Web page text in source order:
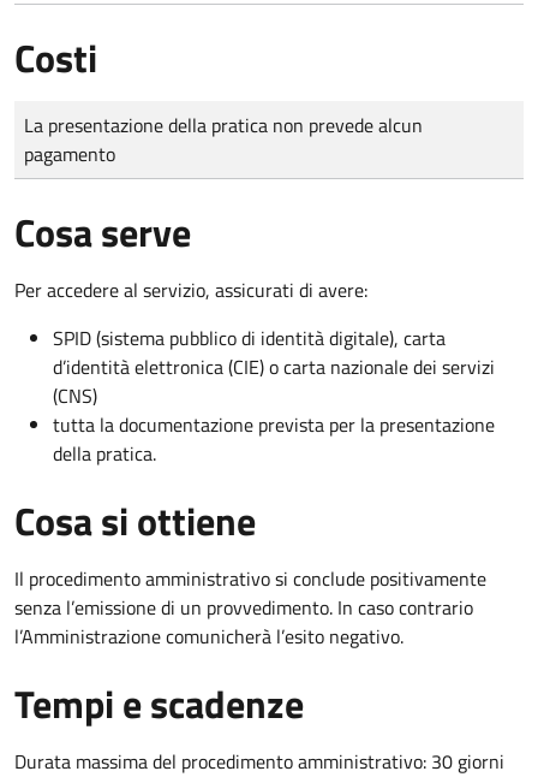
Costi
Tipo di pagamento
Importo
La presentazione della pratica non prevede alcun
pagamento
Cosa serve
Per accedere al servizio, assicurati di avere:
SPID (sistema pubblico di identità digitale), carta
d’identità elettronica (CIE) o carta nazionale dei servizi
(CNS)
tutta la documentazione prevista per la presentazione
della pratica.
Cosa si ottiene
Il procedimento amministrativo si conclude positivamente
senza l’emissione di un provvedimento. In caso contrario
l’Amministrazione comunicherà l’esito negativo.
Tempi e scadenze
Durata massima del procedimento amministrativo: 30 giorni